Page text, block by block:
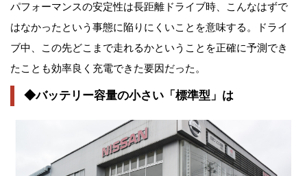
パフォーマンスの安定性は長距離ドライブ時、こんなはずで
はなかったという事態に陥りにくいことを意味する。ドライ
ブ中、この先どこまで走れるかということを正確に予測でき
たことも効率良く充電できた要因だった。
◆バッテリー容量の小さい「標準型」は